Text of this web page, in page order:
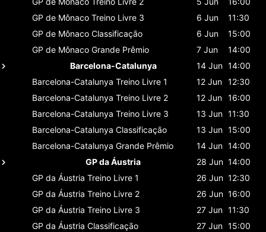
GP de Mônaco Treino Livre 3 6 Jun
11:30
GP de Mônaco Classificaçāo 6 Jun
15:00
GP de Mônaco Grande Prêmio 7 Jun
14:00
Barcelona-Catalunya
14 Jun 14:00
Barcelona-Catalunya Treino Livre 1 12 Jun 12:30
Barcelona-Catalunya Treino Livre 2 12 Jun 16:00
Barcelona-Catalunya Treino Livre 3 13 Jun 11:30
Barcelona-Catalunya Classificaçāo 13 Jun 15:00
Barcelona-Catalunya Grande Prêmio 14 Jun 14:00
GP da Áustria
28 Jun 14:00
GP da Áustria Treino Livre 1 26 Jun 12:30
GP da Áustria Treino Livre 2 26 Jun 16:00
GP da Áustria Treino Livre 3 27 Jun 11:30
GP da Áustria Classificaçāo 27 Jun 15:00